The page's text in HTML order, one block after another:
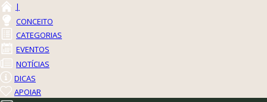
|
CONCEITO
CATEGORIAS
EVENTOS
NOTÍCIAS
DICAS
APOIAR